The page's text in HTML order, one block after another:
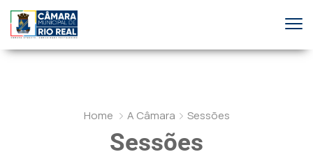
Home A Câmara Sessões
Sessões